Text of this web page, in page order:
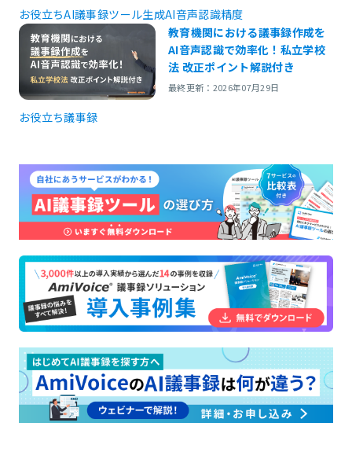
お役立ちAI議事録ツール生成AI音声認識精度
教育機関における議事録作成を
AI音声認識で効率化！私立学校
法 改正ポイント解説付き
最終更新：2026年07月29日
お役立ち議事録